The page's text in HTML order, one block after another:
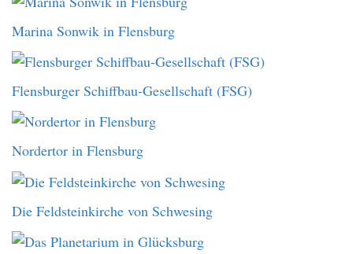
Marina Sonwik in Flensburg
Flensburger Schiffbau-Gesellschaft (FSG)
Nordertor in Flensburg
Die Feldsteinkirche von Schwesing